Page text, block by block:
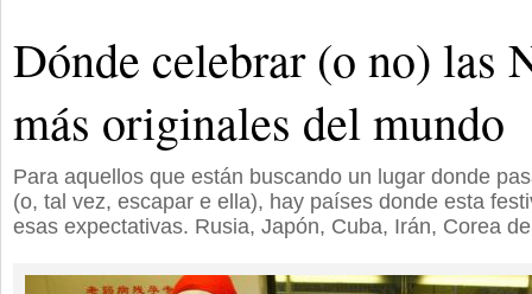
Dónde celebrar (o no) las
más originales del mundo
Para aquellos que están buscando un lugar donde
(o, tal vez, escapar e ella), hay países donde esta
esas expectativas. Rusia, Japón, Cuba, Irán, Corea